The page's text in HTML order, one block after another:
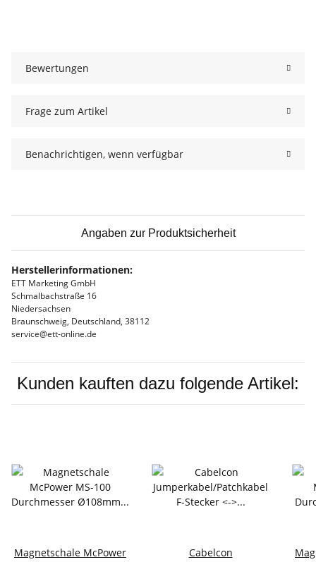
Bewertungen
Frage zum Artikel
Benachrichtigen, wenn verfügbar
Angaben zur Produktsicherheit
Herstellerinformationen:
ETT Marketing GmbH
Schmalbachstraße 16
Niedersachsen
Braunschweig, Deutschland, 38112
service@ett-online.de
Kunden kauften dazu folgende Artikel:
Magnetschale McPower
Cabelcon